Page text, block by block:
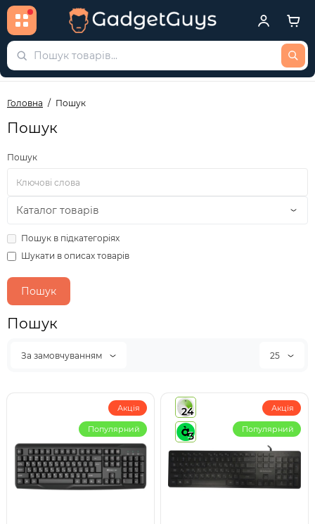
Головна Пошук
Пошук
Пошук
Пошук в підкатегоріях
Шукати в описах товарів
Пошук
За замовчуванням 25
Акція
Популярний
24
3
Акція
Популярний